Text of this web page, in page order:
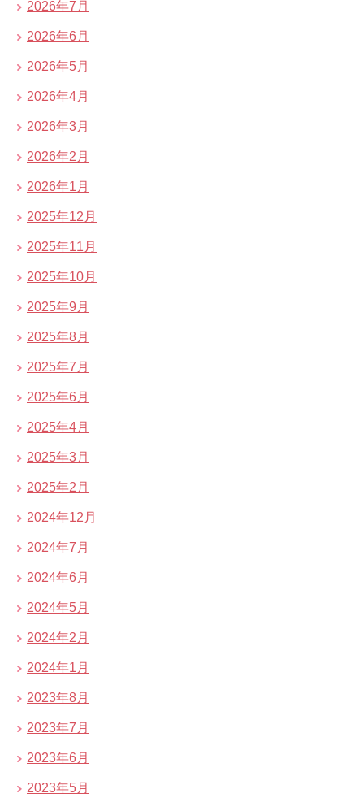
2026年7月
2026年6月
2026年5月
2026年4月
2026年3月
2026年2月
2026年1月
2025年12月
2025年11月
2025年10月
2025年9月
2025年8月
2025年7月
2025年6月
2025年4月
2025年3月
2025年2月
2024年12月
2024年7月
2024年6月
2024年5月
2024年2月
2024年1月
2023年8月
2023年7月
2023年6月
2023年5月